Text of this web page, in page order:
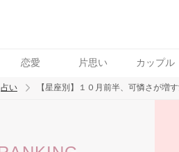
恋愛 片思い カップル
占い 【星座別】１０月前半、可憐さが増